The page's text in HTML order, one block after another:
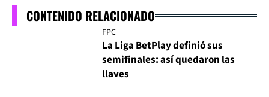
CONTENIDO RELACIONADO
FPC
La Liga BetPlay definió sus
semifinales: así quedaron las
llaves